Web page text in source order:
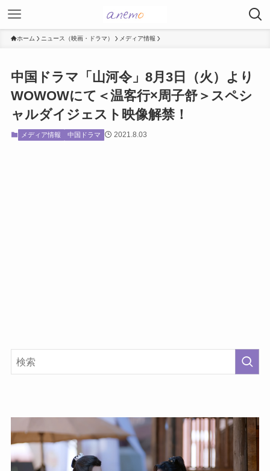
ホーム ニュース（映画・ドラマ） メディア情報
中国ドラマ「山河令」8月3日（火）より
WOWOWにて＜温客行×周子舒＞スペシ
ャルダイジェスト映像解禁！
メディア情報 中国ドラマ 2021.8.03